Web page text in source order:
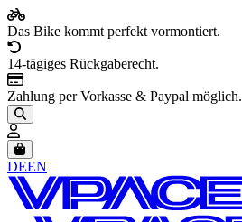
Das Bike kommt perfekt vormontiert.
14-tägiges Rückgaberecht.
Zahlung per Vorkasse & Paypal möglich.
Artikel im Warenkorb, Warenkorb anzeigen
DEEN